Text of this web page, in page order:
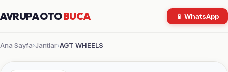
AVRUPA OTOBUCA 📱 WhatsApp
Ana Sayfa›Jantlar›AGT WHEELS